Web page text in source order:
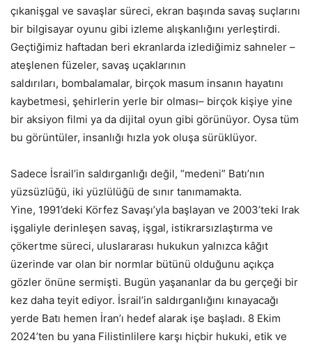
çıkanişgal ve savaşlar süreci, ekran başında savaş suçlarını
bir bilgisayar oyunu gibi izleme alışkanlığını yerleştirdi.
Geçtiğimiz haftadan beri ekranlarda izlediğimiz sahneler –
ateşlenen füzeler, savaş uçaklarının
saldırıları, bombalamalar, birçok masum insanın hayatını
kaybetmesi, şehirlerin yerle bir olması– birçok kişiye yine
bir aksiyon filmi ya da dijital oyun gibi görünüyor. Oysa tüm
bu görüntüler, insanlığı hızla yok oluşa sürüklüyor.
Sadece İsrail’in saldırganlığı değil, “medeni” Batı’nın
yüzsüzlüğü, iki yüzlülüğü de sınır tanımamakta.
Yine, 1991’deki Körfez Savaşı’yla başlayan ve 2003’teki Irak
işgaliyle derinleşen savaş, işgal, istikrarsızlaştırma ve
çökertme süreci, uluslararası hukukun yalnızca kâğıt
üzerinde var olan bir normlar bütünü olduğunu açıkça
gözler önüne sermişti. Bugün yaşananlar da bu gerçeği bir
kez daha teyit ediyor. İsrail’in saldırganlığını kınayacağı
yerde Batı hemen İran’ı hedef alarak işe başladı. 8 Ekim
2024’ten bu yana Filistinlilere karşı hiçbir hukuki, etik ve